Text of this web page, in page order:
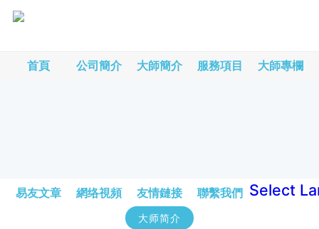
首頁 公司簡介 大師簡介 服務項目 大師專欄
易友文章 網络視頻 友情鏈接 聯繫我們 Select
大师简介